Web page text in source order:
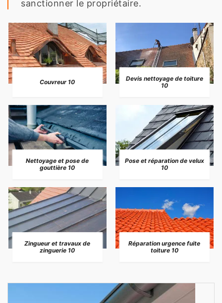
sanctionner le propriétaire.
Couvreur 10
Devis nettoyage de toiture
10
Nettoyage et pose de
gouttière 10
Pose et réparation de velux
10
Zingueur et travaux de
zinguerie 10
Réparation urgence fuite
toiture 10